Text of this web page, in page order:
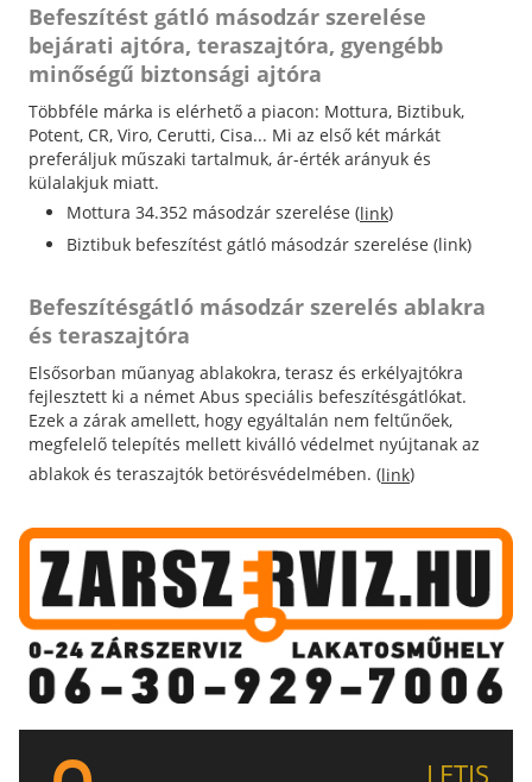
Befeszítést gátló másodzár szerelése
bejárati ajtóra, teraszajtóra, gyengébb
minőségű biztonsági ajtóra
Többféle márka is elérhető a piacon: Mottura, Biztibuk,
Potent, CR, Viro, Cerutti, Cisa... Mi az első két márkát
preferáljuk műszaki tartalmuk, ár-érték arányuk és
külalakjuk miatt.
Mottura 34.352 másodzár szerelése (link)
Biztibuk befeszítést gátló másodzár szerelése (link)
Befeszítésgátló másodzár szerelés ablakra
és teraszajtóra
Elsősorban műanyag ablakokra, terasz és erkélyajtókra
fejlesztett ki a német Abus speciális befeszítésgátlókat.
Ezek a zárak amellett, hogy egyáltalán nem feltűnőek,
megfelelő telepítés mellett kiválló védelmet nyújtanak az
ablakok és teraszajtók betörésvédelmében. (link)
LETIS